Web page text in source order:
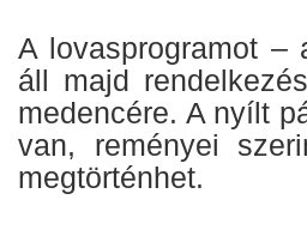
A lovasprogramot –
áll majd
medencére. A nyílt
van, reményei
megtörténhet.